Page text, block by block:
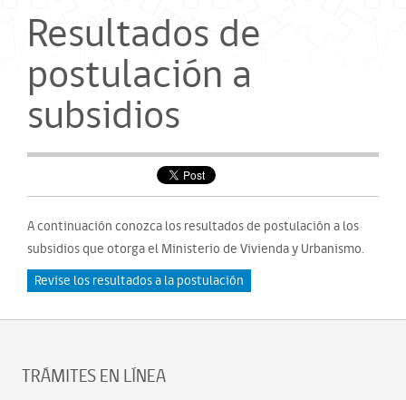
Resultados de
postulación a
subsidios
A continuación conozca los resultados de postulación a los
subsidios que otorga el Ministerio de Vivienda y Urbanismo.
Revise los resultados a la postulación
TRÁMITES EN LÍNEA